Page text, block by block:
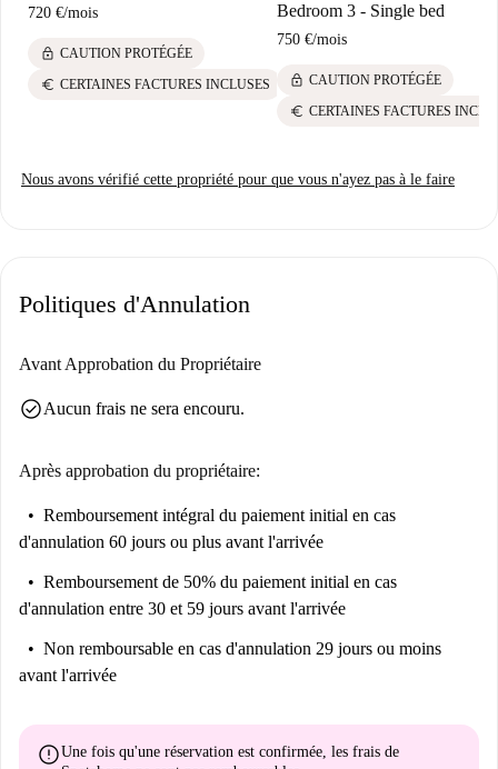
expériences culinaires variées. De plus, son emplacement permet
d'accéder facilement à des sites touristiques uniques comme le Mural
Feminista, ce qui en fait un lieu de vie animé et attrayant.
720 €/mois
lock CAUTION PROTÉGÉE
euro CERTAINES FACTURES INCLUSES
Bedroom 3 - Single bed
750 €/mois
lock CAUTION PROTÉGÉE
euro CERTAINES FACTURES
Nous avons vérifié cette propriété pour que vous n'ayez pas à le faire
Politiques d'Annulation
Avant Approbation du Propriétaire
check_circleAucun frais ne sera encouru.
Après approbation du propriétaire:
Remboursement intégral du paiement initial en cas
d'annulation 60 jours ou plus avant l'arrivée
Remboursement de 50% du paiement initial en cas
d'annulation entre 30 et 59 jours avant l'arrivée
Non remboursable en cas d'annulation 29 jours ou moins
avant l'arrivée
errorUne fois qu'une réservation est confirmée, les frais de